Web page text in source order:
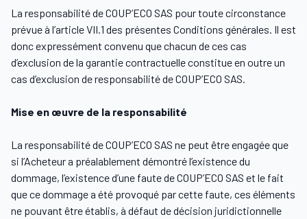
La responsabilité de COUP’ECO SAS pour toute circonstance
prévue à l’article VII.1 des présentes Conditions générales. Il est
donc expressément convenu que chacun de ces cas
d’exclusion de la garantie contractuelle constitue en outre un
cas d’exclusion de responsabilité de COUP’ECO SAS.
Mise en œuvre de la responsabilité
La responsabilité de COUP’ECO SAS ne peut être engagée que
si l’Acheteur a préalablement démontré l’existence du
dommage, l’existence d’une faute de COUP’ECO SAS et le fait
que ce dommage a été provoqué par cette faute, ces éléments
ne pouvant être établis, à défaut de décision juridictionnelle